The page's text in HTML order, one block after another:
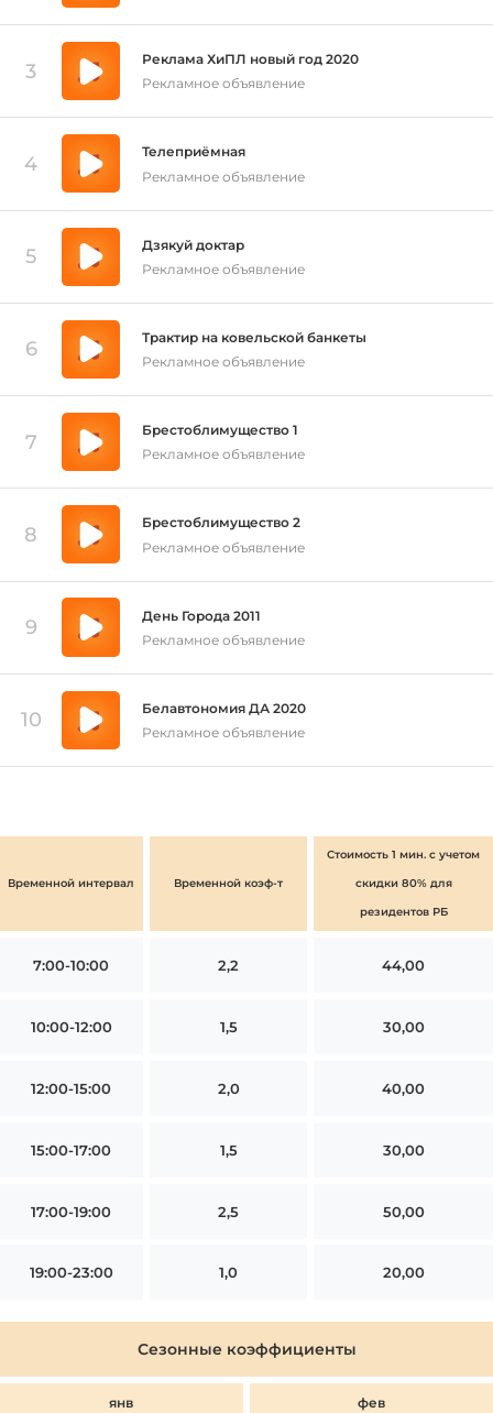
3
Реклама ХиПЛ новый год 2020
Рекламное объявление
4
Телеприёмная
Рекламное объявление
5
Дзякуй доктар
Рекламное объявление
6
Трактир на ковельской банкеты
Рекламное объявление
7
Брестоблимущество 1
Рекламное объявление
8
Брестоблимущество 2
Рекламное объявление
9
День Города 2011
Рекламное объявление
10
Белавтономия ДА 2020
Рекламное объявление
Временной интервал Временной коэф-т
Стоимость 1 мин. с учетом
скидки 80% для
резидентов РБ
7:00-10:00 2,2 44,00
10:00-12:00 1,5 30,00
12:00-15:00 2,0 40,00
15:00-17:00 1,5 30,00
17:00-19:00 2,5 50,00
19:00-23:00 1,0 20,00
Сезонные коэффициенты
янв фев